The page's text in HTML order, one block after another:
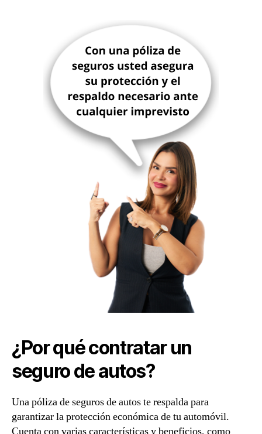
¿Por qué contratar un
seguro de autos?
Una póliza de seguros de autos te respalda para
garantizar la protección económica de tu automóvil.
Cuenta con varias características y beneficios, como